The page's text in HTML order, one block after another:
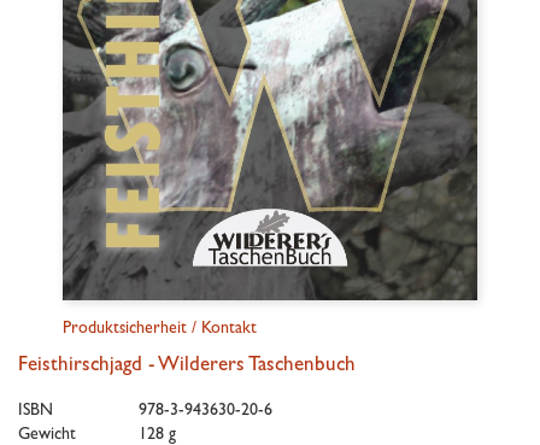
Produktsicherheit / Kontakt
Feisthirschjagd - Wilderers Taschenbuch
ISBN
978-3-943630-20-6
Gewicht
128 g